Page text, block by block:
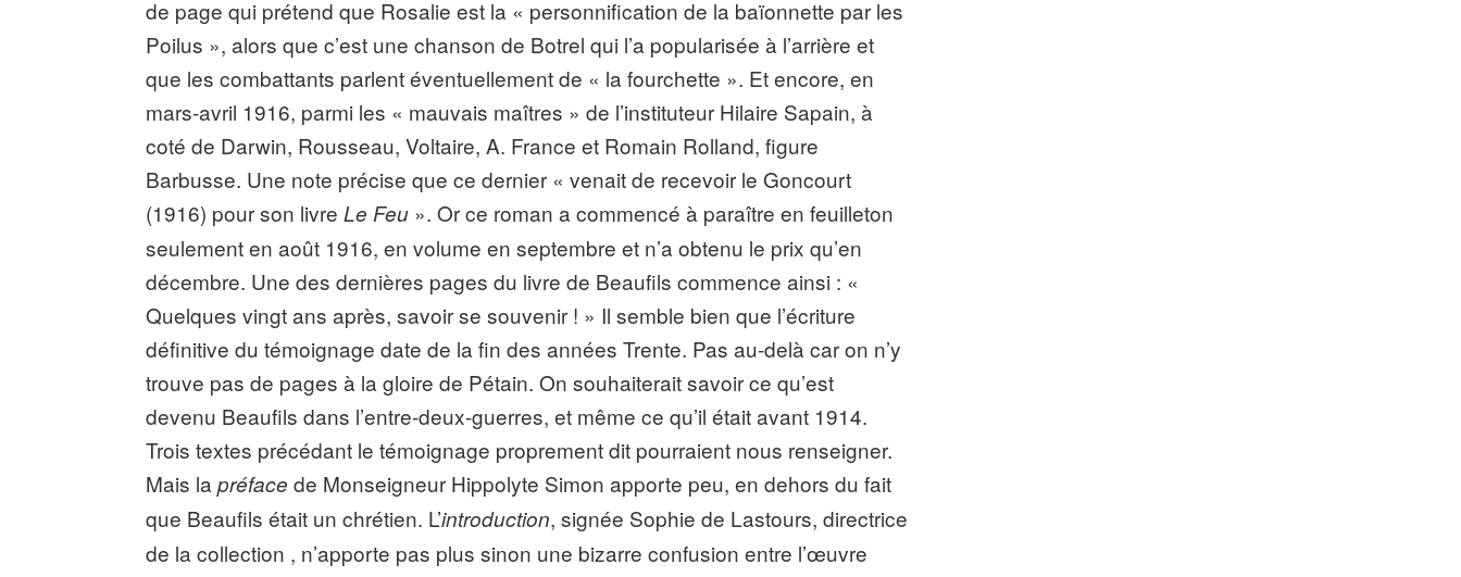
de page qui prétend que Rosalie est la « personnification de la baïonnette par les
Poilus », alors que c’est une chanson de Botrel qui l’a popularisée à l’arrière et
que les combattants parlent éventuellement de « la fourchette ». Et encore, en
mars-avril 1916, parmi les « mauvais maîtres » de l’instituteur Hilaire Sapain, à
coté de Darwin, Rousseau, Voltaire, A. France et Romain Rolland, figure
Barbusse. Une note précise que ce dernier « venait de recevoir le Goncourt
(1916) pour son livreLe Feu ». Or ce roman a commencé à paraître en feuilleton
seulement en août 1916, en volume en septembre et n’a obtenu le prix qu’en
décembre. Une des dernières pages du livre de Beaufils commence ainsi : «
Quelques vingt ans après, savoir se souvenir ! » Il semble bien que l’écriture
définitive du témoignage date de la fin des années Trente. Pas au-delà car on n’y
trouve pas de pages à la gloire de Pétain. On souhaiterait savoir ce qu’est
devenu Beaufils dans l’entre-deux-guerres, et même ce qu’il était avant 1914.
Trois textes précédant le témoignage proprement dit pourraient nous renseigner.
Mais lapréface de Monseigneur Hippolyte Simon apporte peu, en dehors du fait
que Beaufils était un chrétien. L’introduction, signée Sophie de Lastours, directrice
de la collection , n’apporte pas plus sinon une bizarre confusion entre l’œuvre